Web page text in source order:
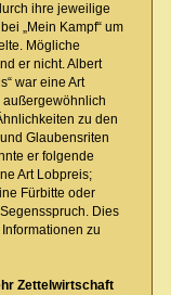
ihre jeweilige
„Mein Kampf“ um
Mögliche
er nicht. Albert
war eine Art
zu den
Glaubensriten
er folgende
Art Lobpreis;
Fürbitte oder
Dies
zu
Zettelwirtschaft